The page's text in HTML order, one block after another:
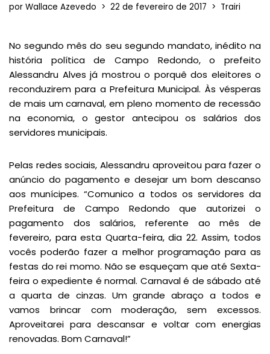
por Wallace Azevedo 22 de fevereiro de 2017 Trairi
No segundo mês do seu segundo mandato, inédito na
história política de Campo Redondo, o prefeito
Alessandru Alves já mostrou o porquê dos eleitores o
reconduzirem para a Prefeitura Municipal. Às vésperas
de mais um carnaval, em pleno momento de recessão
na economia, o gestor antecipou os salários dos
servidores municipais.
Pelas redes sociais, Alessandru aproveitou para fazer o
anúncio do pagamento e desejar um bom descanso
aos munícipes. “Comunico a todos os servidores da
Prefeitura de Campo Redondo que autorizei o
pagamento dos salários, referente ao mês de
fevereiro, para esta Quarta-feira, dia 22. Assim, todos
vocês poderão fazer a melhor programação para as
festas do rei momo. Não se esqueçam que até Sexta-
feira o expediente é normal. Carnaval é de sábado até
a quarta de cinzas. Um grande abraço a todos e
vamos brincar com moderação, sem excessos.
Aproveitarei para descansar e voltar com energias
renovadas. Bom Carnaval!”